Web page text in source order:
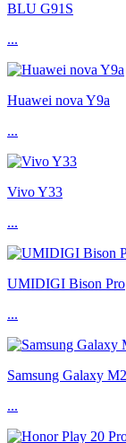
BLU G91S
...
Huawei nova Y9a
...
Vivo Y33
...
UMIDIGI Bison Pro
...
Samsung Galaxy
...